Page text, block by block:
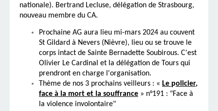
nationale). Bertrand Lecluse, délégation de Strasbourg,
nouveau membre du CA.
Prochaine AG aura lieu mi-mars 2024 au couvent
St Gildard à Nevers (Nièvre), lieu ou se trouve le
corps intact de Sainte Bernadette Soubirous. C'est
Olivier Le Cardinal et la délégation de Tours qui
prendront en charge l'organisation.
Thème de nos 3 prochains veilleurs : « Le policier,
face à la mort et la souffrance » n°191 : "Face à
la violence involontaire"